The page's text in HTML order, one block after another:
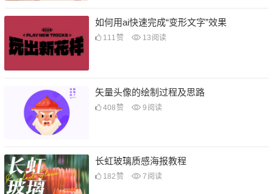
如何用ai快速完成“变形文字”效果
111 赞 13 阅读
矢量头像的绘制过程及思路
408 赞 9 阅读
长虹玻璃质感海报教程
182 赞 7 阅读